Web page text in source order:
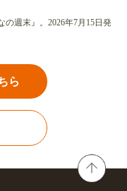
週末』。2026年7月15日発
ら